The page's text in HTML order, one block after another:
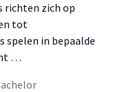
richten zich op
tot
spelen in bepaalde
…